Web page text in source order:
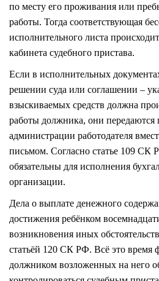
по месту его проживания или
работы. Тогда соответствующая
исполнительного листа
кабинета судебного пристава.
Если в исполнительных
решении суда или соглашении –
взыскиваемых средств должна
работы должника, они передаются
администрации работодателя
письмом. Согласно статье 109 СК
обязательны для исполнения
организации.
Дела о выплате денежного
достижения ребёнком
возникновения иных
статьёй 120 СК РФ. Всё это время
должником возложенных на него